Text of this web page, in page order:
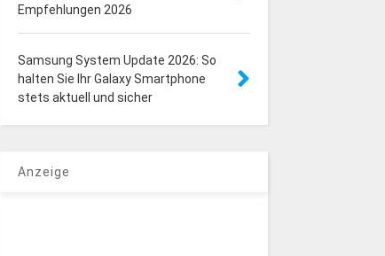
Empfehlungen 2026
Samsung System Update 2026: So
halten Sie Ihr Galaxy Smartphone
stets aktuell und sicher
Anzeige